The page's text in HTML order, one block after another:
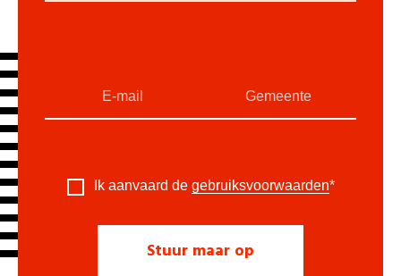
Ik aanvaard de gebruiksvoorwaarden*